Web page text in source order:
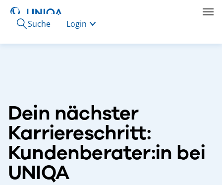
Suche Login
Dein nächster
Karriereschritt:
Kundenberater:in bei
UNIQA